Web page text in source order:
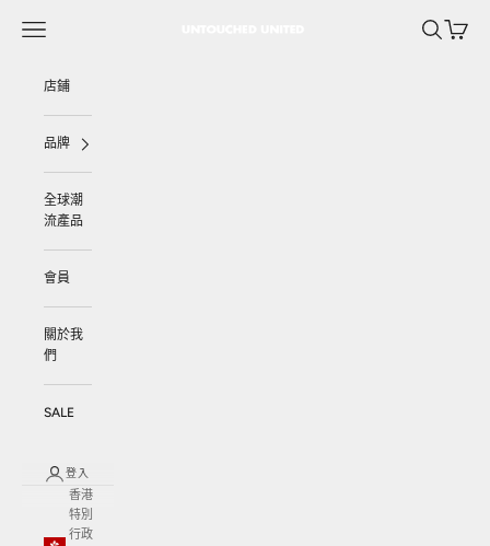
選單 搜尋購物車
店鋪
品牌
全球潮
流產品
會員
關於我
們
SALE
登入
香港
特別
行政